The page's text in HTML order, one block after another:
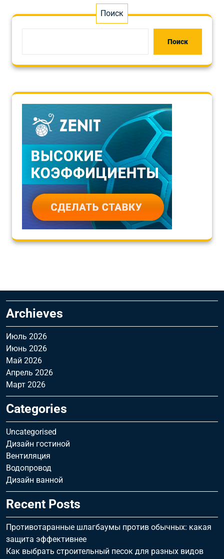
Поиск
Поиск
Archieves
Июль 2026
Июнь 2026
Май 2026
Апрель 2026
Март 2026
Categories
Uncategorised
Дизайн гостиной
Вентиляция
Водопровод
Дизайн ванной
Recent Posts
Противотаранные шлагбаумы против обычных: какая
защита эффективнее
Как выбрать строительный песок для разных видов